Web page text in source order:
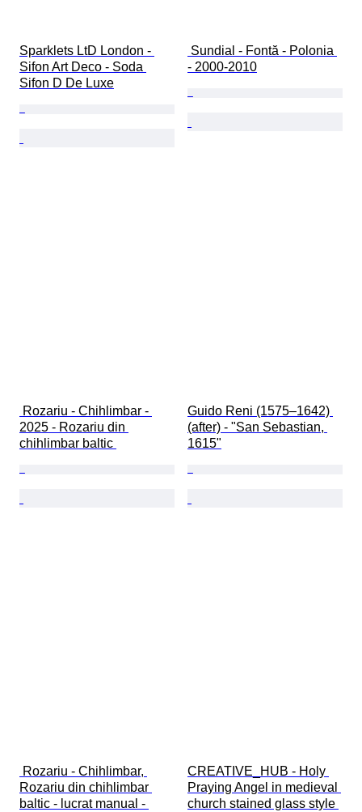
Sparklets LtD London -
Sifon Art Deco - Soda
Sifon D De Luxe
- 2000-2010
2025 - Rozariu din
chihlimbar baltic
Guido Reni (1575–1642)
(after) - "San Sebastian,
1615"
Rozariu din chihlimbar
baltic - lucrat manual -
CREATIVE_HUB - Holy
Praying Angel in medieval
church stained glass style